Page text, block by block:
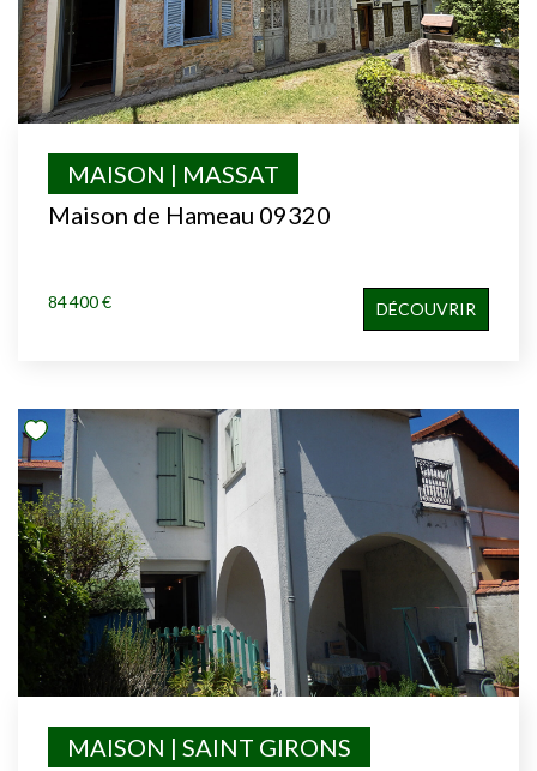
Maison de Hameau 09320
MAISON | MASSAT
84 400 € DÉCOUVRIR
MAISON | SAINT GIRONS